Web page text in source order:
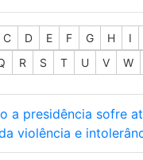
C D E F G H I
R S T U V W
a presidência sofre
violência e